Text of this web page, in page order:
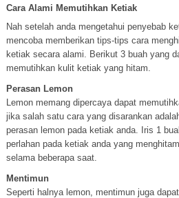
Cara Alami Memutihkan Ketiak
Nah setelah anda mengetahui penyebab
mencoba memberikan tips-tips cara
ketiak secara alami. Berikut 3 buah yang
memutihkan kulit ketiak yang hitam.
Perasan Lemon
Lemon memang dipercaya dapat
jika salah satu cara yang disarankan
perasan lemon pada ketiak anda. Iris 1
perlahan pada ketiak anda yang
selama beberapa saat.
Mentimun
Seperti halnya lemon, mentimun juga